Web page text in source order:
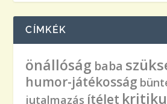
CÍMKÉK
önállóság baba
humor-játékosság
jutalmazás ítélet